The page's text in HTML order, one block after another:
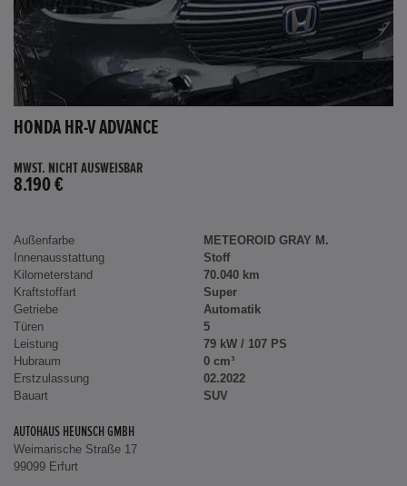
HONDA HR-V ADVANCE
MWST. NICHT AUSWEISBAR
8.190 €
Außenfarbe
METEOROID GRAY M.
Innenausstattung
Stoff
Kilometerstand
70.040 km
Kraftstoffart
Super
Getriebe
Automatik
Türen
5
Leistung
79 kW / 107 PS
Hubraum
0 cm³
Erstzulassung
02.2022
Bauart
SUV
AUTOHAUS HEUNSCH GMBH
Weimarische Straße 17
99099 Erfurt